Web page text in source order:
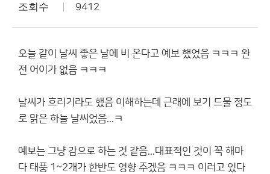
조회수 9412
오늘 같이 날씨 좋은 날에 비 온다고 예보 했었음 ㅋㅋㅋ 완
전 어이가 없음 ㅋㅋㅋ
날씨가 흐리기라도 했음 이해하는데 근래에 보기 드물 정도
로 맑은 하늘 날씨었음...ㅋ
예보는 그냥 감으로 하는 것 같음...대표적인 것이 꼭 해마
다 태풍 1~2개가 한반도 영향 주겠음 ㅋㅋㅋ 이러고 있다